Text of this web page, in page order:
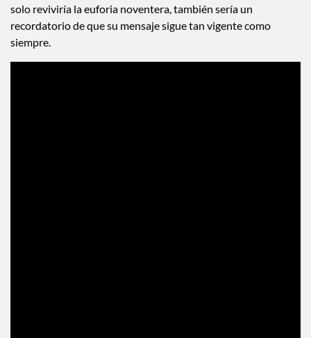
solo reviviría la euforia noventera, también sería un
recordatorio de que su mensaje sigue tan vigente como
siempre.